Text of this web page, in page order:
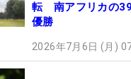
転 南アフリカの
優勝
2026年7月6日 (月)